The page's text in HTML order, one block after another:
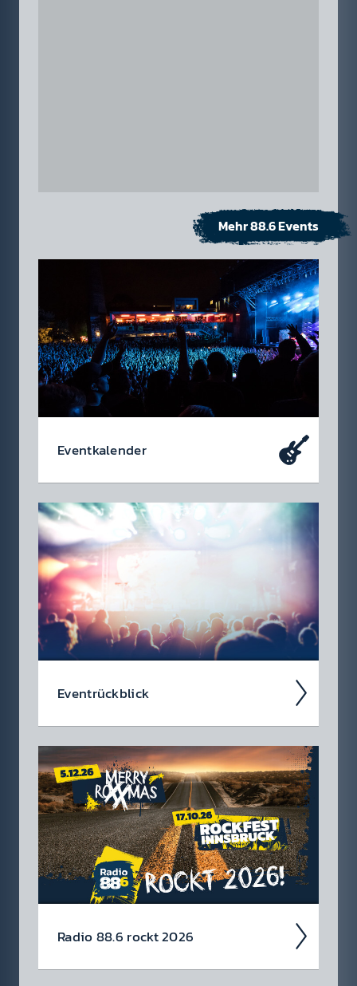
Mehr 88.6 Events
Event­kalen­der
Da soll­test du dabei sein – oder zu­mindest
so tun als ob. Die wir­klich coolen Events, die
du dir heute schon in den Kalen­der ein­tragen
soll­test.
Event­rück­blick
Wir blicken auf coole 88.6 Events zurück.
Radio 88.6 rockt 2026